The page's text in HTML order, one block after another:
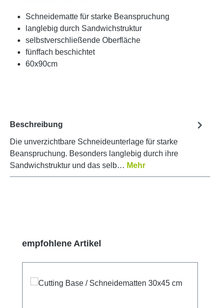
Schneidematte für starke Beanspruchung
langlebig durch Sandwichstruktur
selbstverschließende Oberfläche
fünffach beschichtet
60x90cm
Beschreibung
Die unverzichtbare Schneideunterlage für starke
Beanspruchung. Besonders langlebig durch ihre
Sandwichstruktur und das selb… Mehr
Produktgalerie überspringen
empfohlene Artikel